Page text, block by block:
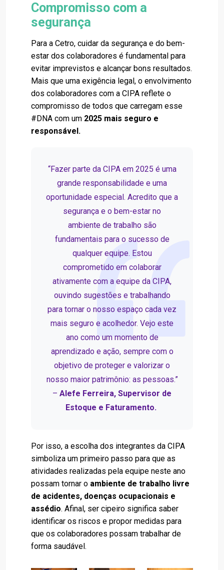
Compromisso com a
segurança
Para a Cetro, cuidar da segurança e do bem-
estar dos colaboradores é fundamental para
evitar imprevistos e alcançar bons resultados.
Mais que uma exigência legal, o envolvimento
dos colaboradores com a CIPA reflete o
compromisso de todos que carregam esse
#DNA com um 2025 mais seguro e
responsável.
“Fazer parte da CIPA em 2025 é uma
grande responsabilidade e uma
oportunidade especial. Acredito que a
segurança e o bem-estar no
ambiente de trabalho são
fundamentais para o sucesso de
qualquer equipe. Estou
comprometido em colaborar
ativamente com a equipe da CIPA,
ouvindo sugestões e trabalhando
para tornar o nosso espaço cada vez
mais seguro e acolhedor. Vejo este
ano como um momento de
aprendizado e ação, sempre com o
objetivo de proteger e valorizar o
nosso maior patrimônio: as pessoas.”
– Alefe Ferreira, Supervisor de
Estoque e Faturamento.
Por isso, a escolha dos integrantes da CIPA
simboliza um primeiro passo para que as
atividades realizadas pela equipe neste ano
possam tornar o ambiente de trabalho livre
de acidentes, doenças ocupacionais e
assédio. Afinal, ser cipeiro significa saber
identificar os riscos e propor medidas para
que os colaboradores possam trabalhar de
forma saudável.